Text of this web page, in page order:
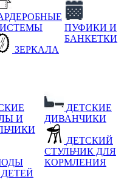
ЗЕРКАЛА
ПУФИКИ И
БАНКЕТКИ
И
ДЕТСКИЕ
ДИВАНЧИКИ
ДЕТСКИЙ
СТУЛЬЧИК ДЛЯ
КОРМЛЕНИЯ